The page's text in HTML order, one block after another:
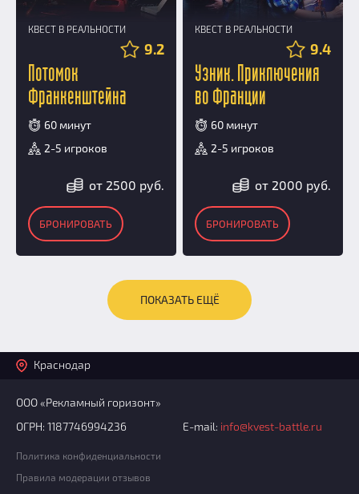
КВЕСТ В РЕАЛЬНОСТИ
9.2
Потомок
Франкенштейна
60 минут
2-5 игроков
от 2500 руб.
БРОНИРОВАТЬ
КВЕСТ В РЕАЛЬНОСТИ
9.4
Узник. Приключения
во Франции
60 минут
2-5 игроков
от 2000 руб.
БРОНИРОВАТЬ
ПОКАЗАТЬ ЕЩЁ
Краснодар
ООО «Рекламный горизонт»
ОГРН: 1187746994236
E-mail: info@kvest-battle.ru
Политика конфиденциальности
Правила модерации отзывов